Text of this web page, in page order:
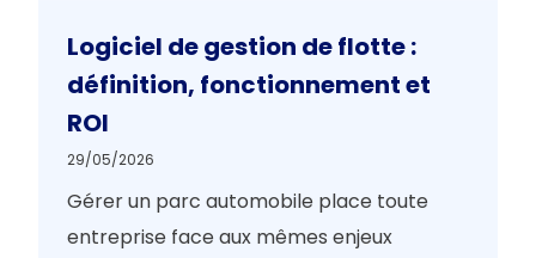
Logiciel de gestion de flotte :
définition, fonctionnement et
ROI
29/05/2026
Gérer un parc automobile place toute
entreprise face aux mêmes enjeux